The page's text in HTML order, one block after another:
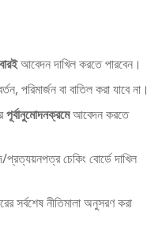
আবেদন দাখিল করতে পারবেন।
পরিমার্জন বা বাতিল করা যাবে না।
পূর্বানুমোদনক্রমেআবেদন করতে
চেকিং বোর্ডে দাখিল
সর্বশেষ নীতিমালা অনুসরণ করা